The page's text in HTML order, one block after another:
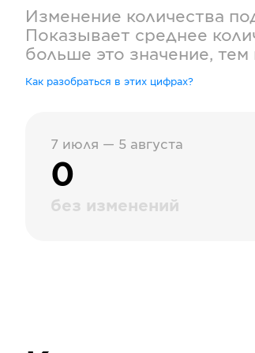
Изменение количества
Показывает среднее
больше это значение,
Как разобраться в этих цифрах?
7 июля — 5 августа
0
без изменений